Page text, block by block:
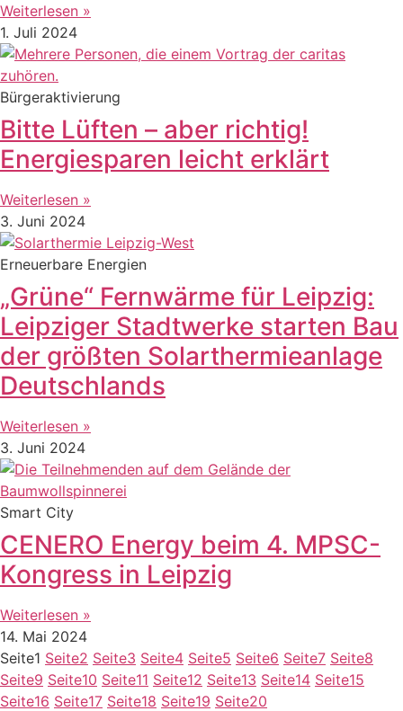
Weiterlesen »
1. Juli 2024
Bürgeraktivierung
Bitte Lüften – aber richtig!
Energiesparen leicht erklärt
Weiterlesen »
3. Juni 2024
Erneuerbare Energien
„Grüne“ Fernwärme für Leipzig:
Leipziger Stadtwerke starten Bau
der größten Solarthermieanlage
Deutschlands
Weiterlesen »
3. Juni 2024
Smart City
CENERO Energy beim 4. MPSC-
Kongress in Leipzig
Weiterlesen »
14. Mai 2024
Seite1 Seite2 Seite3 Seite4 Seite5 Seite6 Seite7 Seite8
Seite9 Seite10 Seite11 Seite12 Seite13 Seite14 Seite15
Seite16 Seite17 Seite18 Seite19 Seite20